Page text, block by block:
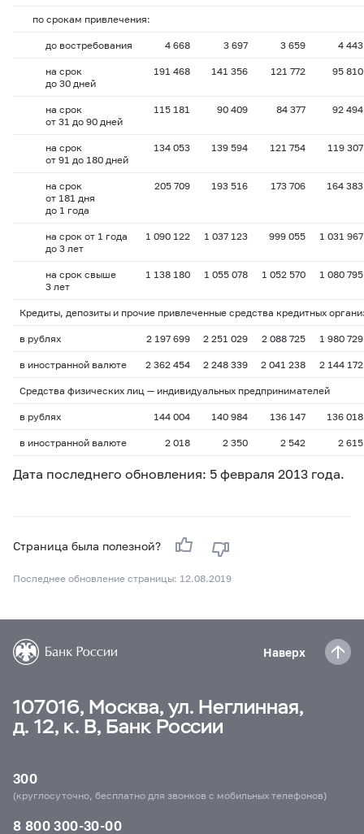
по срокам привлечения:
до востребования 4 668 3 697 3 659 4 443
на срок
до 30 дней
191 468 141 356 121 772 95 810
на срок
от 31 до 90 дней
115 181 90 409 84 377 92 494
на срок
от 91 до 180 дней
134 053 139 594 121 754 119 307
на срок
от 181 дня
до 1 года
205 709 193 516 173 706 164 383
на срок от 1 года
до 3 лет
1 090 122 1 037 123 999 055 1 031 967
на срок свыше
3 лет
1 138 180 1 055 078 1 052 570 1 080 795
Кредиты, депозиты и прочие привлеченные средства кредитных
в рублях 2 197 699 2 251 029 2 088 725 1 980 729
в иностранной валюте 2 362 454 2 248 339 2 041 238 2 144 172
Средства физических лиц — индивидуальных предпринимателей
в рублях 144 004 140 984 136 147 136 018
в иностранной валюте 2 018 2 350 2 542 2 615
Дата последнего обновления: 5 февраля 2013 года.
Страница была полезной?
Последнее обновление страницы: 12.08.2019
Наверх
107016, Москва, ул. Неглинная,
д. 12, к. В, Банк России
300
(круглосуточно, бесплатно для звонков с мобильных телефонов)
8 800 300-30-00